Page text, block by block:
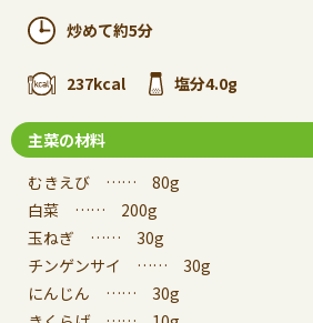
炒めて約5分
237kcal 塩分4.0g
主菜の材料
むきえび …… 80g
白菜 …… 200g
玉ねぎ …… 30g
チンゲンサイ …… 30g
にんじん …… 30g